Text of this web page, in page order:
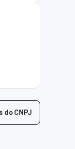
do CNPJ